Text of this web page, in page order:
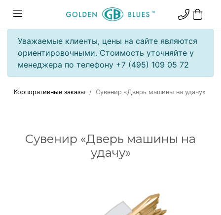
Уважаемые клиенты, цены на сайте являются
ориентировочными. Стоимость уточняйте у
менеджера по телефону +7 (495) 109 05 72
Корпоративные заказы Сувенир «Дверь машины на удачу»
Сувенир «Дверь машины на
удачу»